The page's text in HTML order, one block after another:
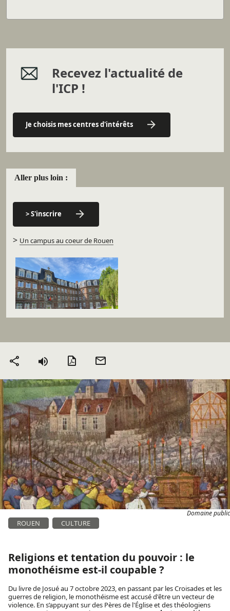
Recevez l'actualité de
l'ICP !
Je choisis mes centres d'intérêts
Aller plus loin :
> S'inscrire
> Un campus au coeur de Rouen
Partager Version PDF
Domaine public
ROUEN CULTURE
Religions et tentation du pouvoir : le
monothéisme est-il coupable ?
Du livre de Josué au 7 octobre 2023, en passant par les Croisades et les
guerres de religion, le monothéisme est accusé d'être un vecteur de
violence. En s’appuyant sur des Pères de l'Église et des théologiens